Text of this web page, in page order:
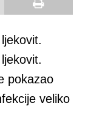
pokazao
veliko